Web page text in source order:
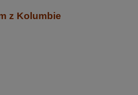
z Kolumbie